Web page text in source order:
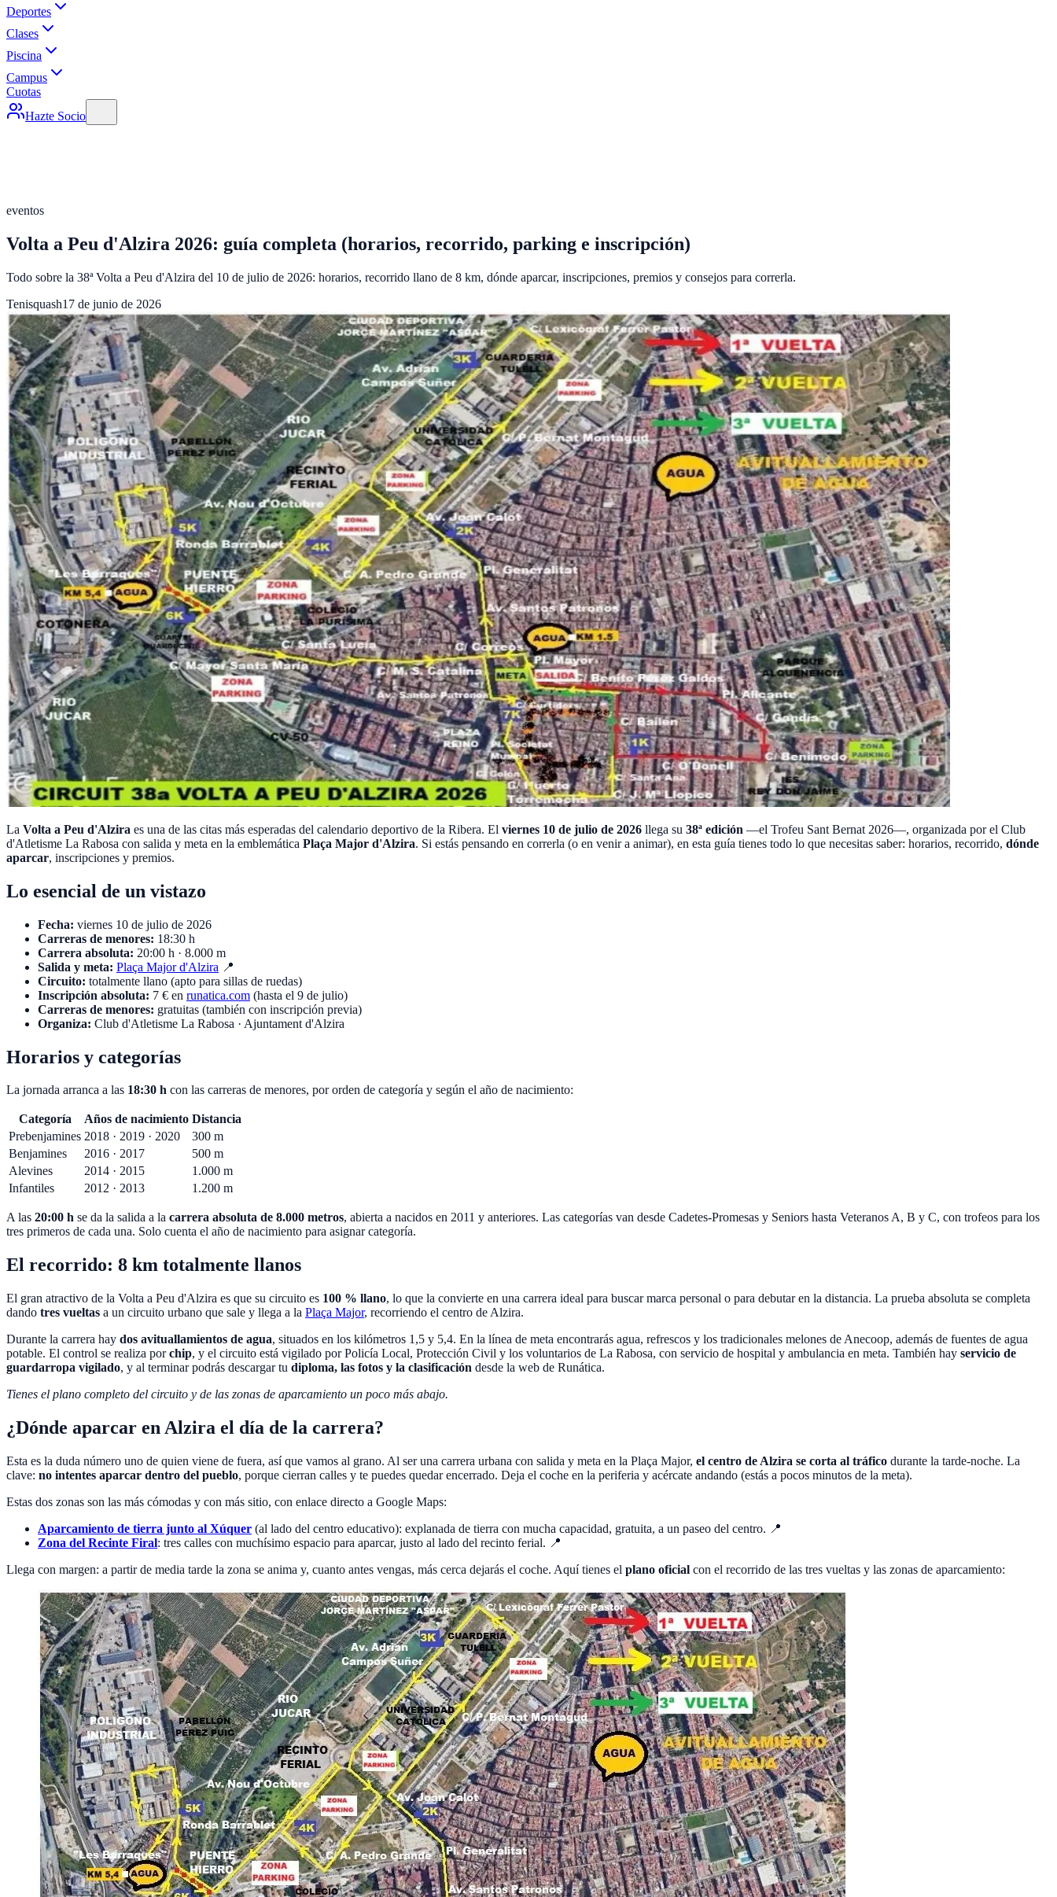
Deportes
Clases
Piscina
Campus
Cuotas
Hazte Socio
eventos
Volta a Peu d'Alzira 2026: guía completa (horarios, recorrido, parking e inscripción)
Todo sobre la 38ª Volta a Peu d'Alzira del 10 de julio de 2026: horarios, recorrido llano de 8 km, dónde aparcar, inscripciones, premios y consejos para correrla.
Tenisquash17 de junio de 2026
La Volta a Peu d'Alzira es una de las citas más esperadas del calendario deportivo de la Ribera. El viernes 10 de julio de 2026 llega su 38ª edición —el Trofeu Sant Bernat 2026—, organizada por el Club
d'Atletisme La Rabosa con salida y meta en la emblemática Plaça Major d'Alzira. Si estás pensando en correrla (o en venir a animar), en esta guía tienes todo lo que necesitas saber: horarios, recorrido, dónde
aparcar, inscripciones y premios.
Lo esencial de un vistazo
Fecha: viernes 10 de julio de 2026
Carreras de menores: 18:30 h
Carrera absoluta: 20:00 h · 8.000 m
Salida y meta: Plaça Major d'Alzira 📍
Circuito: totalmente llano (apto para sillas de ruedas)
Inscripción absoluta: 7 € en runatica.com (hasta el 9 de julio)
Carreras de menores: gratuitas (también con inscripción previa)
Organiza: Club d'Atletisme La Rabosa · Ajuntament d'Alzira
Horarios y categorías
La jornada arranca a las 18:30 h con las carreras de menores, por orden de categoría y según el año de nacimiento:
Categoría Años de nacimiento Distancia
Prebenjamines 2018 · 2019 · 2020
300 m
Benjamines
2016 · 2017
500 m
Alevines
2014 · 2015
1.000 m
Infantiles
2012 · 2013 1.200 m
A las 20:00 h se da la salida a la carrera absoluta de 8.000 metros, abierta a nacidos en 2011 y anteriores. Las categorías van desde Cadetes-Promesas y Seniors hasta Veteranos A, B y C, con trofeos para los
tres primeros de cada una. Solo cuenta el año de nacimiento para asignar categoría.
El recorrido: 8 km totalmente llanos
El gran atractivo de la Volta a Peu d'Alzira es que su circuito es 100 % llano, lo que la convierte en una carrera ideal para buscar marca personal o para debutar en la distancia. La prueba absoluta se completa
dando tres vueltas a un circuito urbano que sale y llega a la Plaça Major, recorriendo el centro de Alzira.
Durante la carrera hay dos avituallamientos de agua, situados en los kilómetros 1,5 y 5,4. En la línea de meta encontrarás agua, refrescos y los tradicionales melones de Anecoop, además de fuentes de agua
potable. El control se realiza porchip, y el circuito está vigilado por Policía Local, Protección Civil y los voluntarios de La Rabosa, con servicio de hospital y ambulancia en meta. También hay servicio de
guardarropa vigilado, y al terminar podrás descargar tu diploma, las fotos y la clasificación desde la web de Runática.
Tienes el plano completo del circuito y de las zonas de aparcamiento un poco más abajo.
¿Dónde aparcar en Alzira el día de la carrera?
Esta es la duda número uno de quien viene de fuera, así que vamos al grano. Al ser una carrera urbana con salida y meta en la Plaça Major, el centro de Alzira se corta al tráfico durante la tarde-noche. La
clave: no intentes aparcar dentro del pueblo, porque cierran calles y te puedes quedar encerrado. Deja el coche en la periferia y acércate andando (estás a pocos minutos de la meta).
Estas dos zonas son las más cómodas y con más sitio, con enlace directo a Google Maps:
Aparcamiento de tierra junto al Xúquer (al lado del centro educativo): explanada de tierra con mucha capacidad, gratuita, a un paseo del centro. 📍
Zona del Recinte Firal: tres calles con muchísimo espacio para aparcar, justo al lado del recinto ferial. 📍
Llega con margen: a partir de media tarde la zona se anima y, cuanto antes vengas, más cerca dejarás el coche. Aquí tienes el plano oficial con el recorrido de las tres vueltas y las zonas de aparcamiento: